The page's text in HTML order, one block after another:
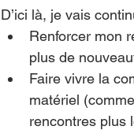
D’ici là, je vais
Renforcer mon
plus de
Faire vivre la
matériel
rencontres plus